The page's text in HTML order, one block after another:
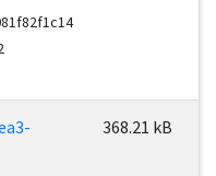
368.21 kB